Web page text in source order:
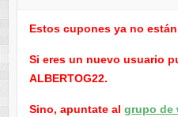
Estos cupones ya no
Si eres un nuevo usuario
ALBERTOG22.
Sino, apuntate al grupo de